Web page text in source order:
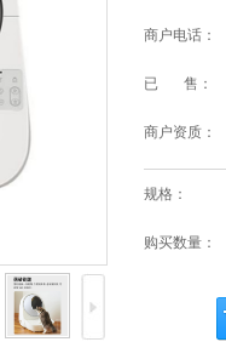
商户电话：
已 售：
商户资质：
规格：
购买数量：